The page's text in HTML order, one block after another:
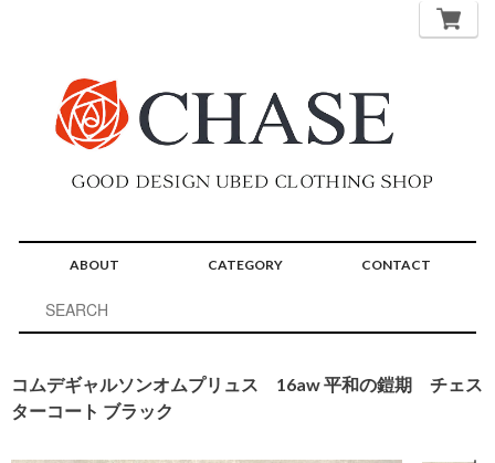
ABOUT CATEGORY CONTACT
コムデギャルソンオムプリュス 16aw 平和の鎧期 チェス
ターコート ブラック